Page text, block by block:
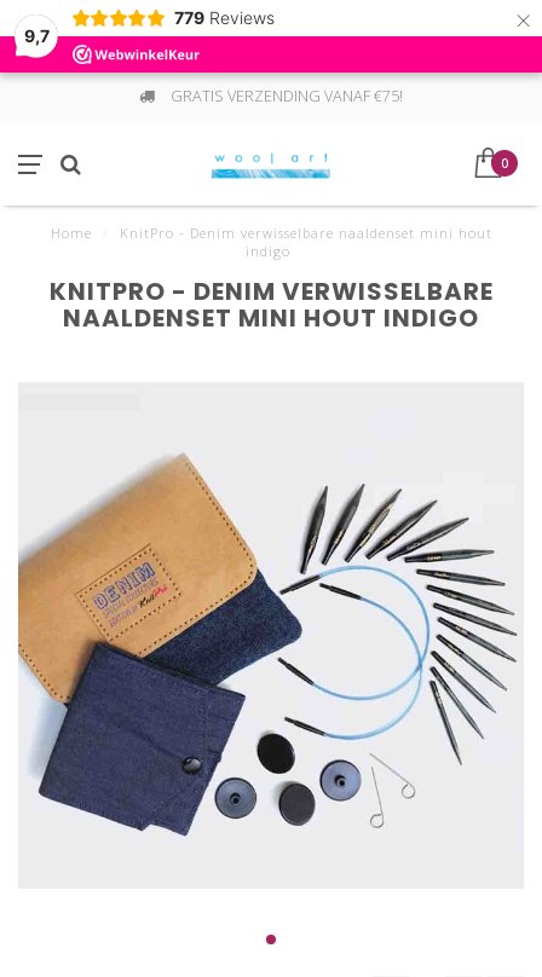
9,7
779 Reviews ×
GRATIS VERZENDING VANAF €75!
0
Home
KnitPro - Denim verwisselbare naaldenset mini hout
indigo
KNITPRO - DENIM VERWISSELBARE
NAALDENSET MINI HOUT INDIGO